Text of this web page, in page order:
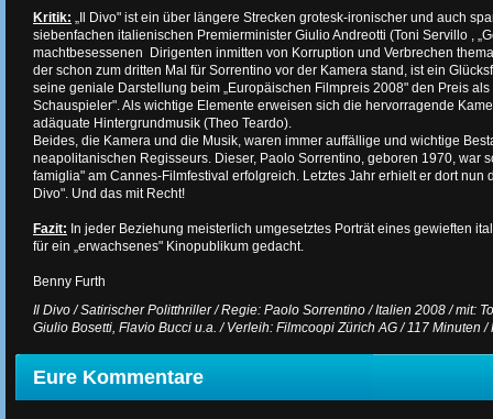
Kritik: „Il Divo" ist ein über längere Strecken grotesk-ironischer und auch
siebenfachen italienischen Premierminister Giulio Andreotti (Toni Servillo ,
machtbesessenen Dirigenten inmitten von Korruption und Verbrechen
der schon zum dritten Mal für Sorrentino vor der Kamera stand, ist ein
seine geniale Darstellung beim „Europäischen Filmpreis 2008" den Preis als
Schauspieler". Als wichtige Elemente erweisen sich die hervorragende
adäquate Hintergrundmusik (Theo Teardo).
Beides, die Kamera und die Musik, waren immer auffällige und wichtige
neapolitanischen Regisseurs. Dieser, Paolo Sorrentino, geboren 1970, war
famiglia" am Cannes-Filmfestival erfolgreich. Letztes Jahr erhielt er dort nun
Divo". Und das mit Recht!
Fazit: In jeder Beziehung meisterlich umgesetztes Porträt eines gewieften
für ein „erwachsenes" Kinopublikum gedacht.
Benny Furth
Il Divo / Satirischer Politthriller / Regie: Paolo Sorrentino / Italien 2008 / mit:
Giulio Bosetti, Flavio Bucci u.a. / Verleih: Filmcoopi Zürich AG / 117 Minuten
Eure Kommentare